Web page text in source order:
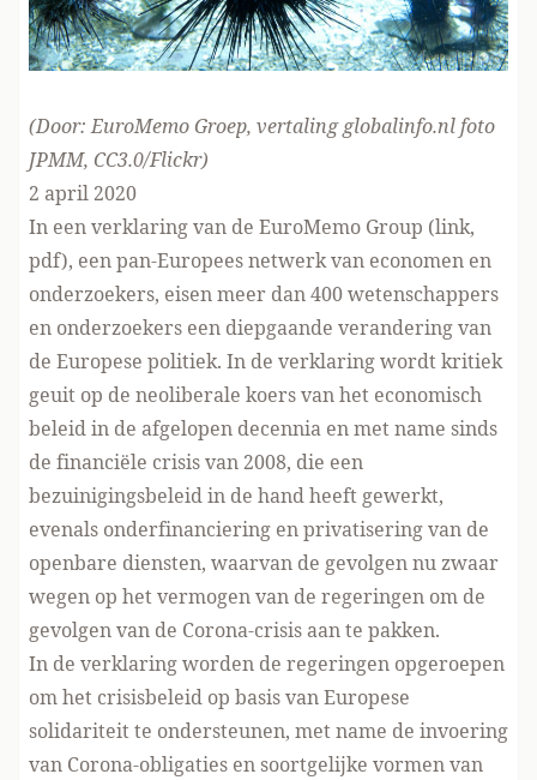
(Door:EuroMemo Groep, vertaling globalinfo.nl foto
JPMM, CC3.0/Flickr)
2 april 2020
In een verklaring van de EuroMemo Group (link,
pdf), een pan-Europees netwerk van economen en
onderzoekers, eisen meer dan 400 wetenschappers
en onderzoekers een diepgaande verandering van
de Europese politiek. In de verklaring wordt kritiek
geuit op de neoliberale koers van het economisch
beleid in de afgelopen decennia en met name sinds
de financiële crisis van 2008, die een
bezuinigingsbeleid in de hand heeft gewerkt,
evenals onderfinanciering en privatisering van de
openbare diensten, waarvan de gevolgen nu zwaar
wegen op het vermogen van de regeringen om de
gevolgen van de Corona-crisis aan te pakken.
In de verklaring worden de regeringen opgeroepen
om het crisisbeleid op basis van Europese
solidariteit te ondersteunen, met name de invoering
van Corona-obligaties en soortgelijke vormen van